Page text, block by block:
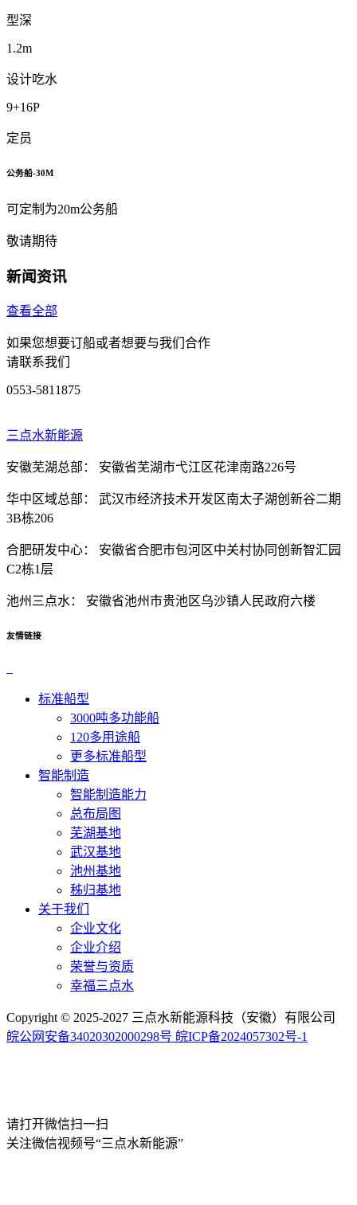
型深
1.2m
设计吃水
9+16P
定员
公务船-30M
可定制为20m公务船
敬请期待
新闻资讯
查看全部
如果您想要订船或者想要与我们合作
请联系我们
0553-5811875
三点水新能源
安徽芜湖总部： 安徽省芜湖市弋江区花津南路226号
华中区域总部：
武汉市经济技术开发区南太子湖创新谷二期
3B栋206
合肥研发中心：
安徽省合肥市包河区中关村协同创新智汇园
C2栋1层
池州三点水： 安徽省池州市贵池区乌沙镇人民政府六楼
友情链接
标准船型
3000吨多功能船
120多用途船
更多标准船型
智能制造
智能制造能力
总布局图
芜湖基地
武汉基地
池州基地
秭归基地
关于我们
企业文化
企业介绍
荣誉与资质
幸福三点水
Copyright © 2025-2027 三点水新能源科技（安徽）有限公司
皖公网安备34020302000298号 皖ICP备2024057302号-1
请打开微信扫一扫
关注微信视频号“三点水新能源”